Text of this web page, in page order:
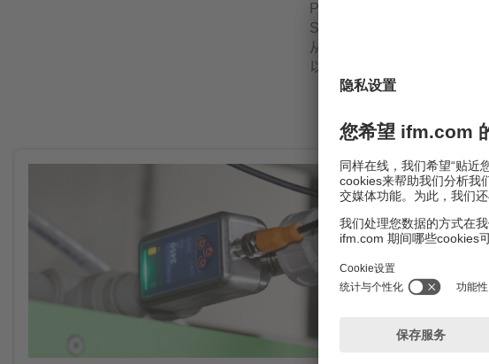
Puresonic可在过滤工艺中实
SU Puresonic的测量管由不
从一开始就消除了因叶轮或
以及设计相关的压降问题。
将信
通过持续
道内壁出
高端产品
了解